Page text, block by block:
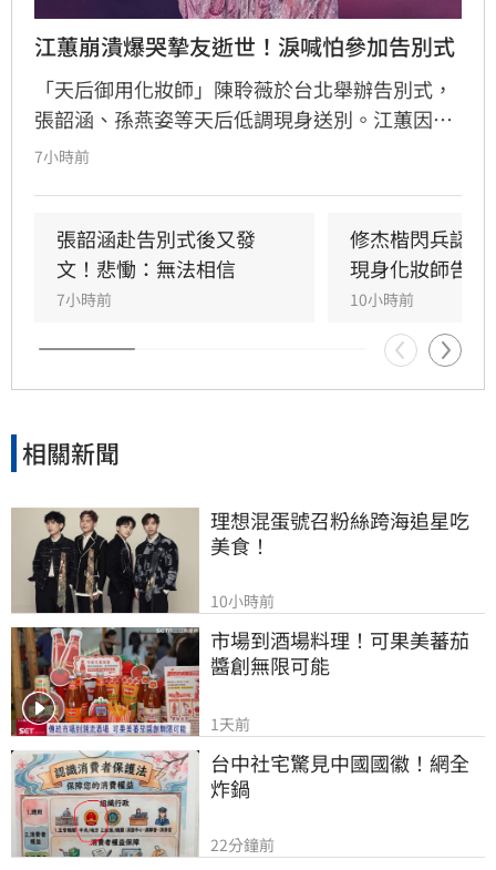
江蕙崩潰爆哭摯友逝世！淚喊怕參加告別式
「天后御用化妝師」陳聆薇於台北舉辦告別式，
張韶涵、孫燕姿等天后低調現身送別。江蕙因人
在國外無法出席，委託經紀人代為致意。江蕙經
抗癌仍敬業工作，令曾有抗癌經驗的江蕙十分心
疼，如今遺憾好友離世。陳聆薇曾與眾多華語樂
壇巨星合作，打造無數經典造型，在演藝圈地位
崇高且人緣極佳，此次告別式眾星雲集，展現其
在幕後無可取代的重要性，演藝圈好友皆對這位
專業且溫暖的幕後推手表達最深切的懷念與不
7小時前
張韶涵赴告別式後又發
文！悲慟：無法相信
7小時前
修杰楷閃兵認
現身化妝師告別
10小時前
相關新聞
理想混蛋號召粉絲跨海追星吃
美食！
10小時前
市場到酒場料理！可果美蕃茄
醬創無限可能
1天前
台中社宅驚見中國國徽！網全
炸鍋
22分鐘前